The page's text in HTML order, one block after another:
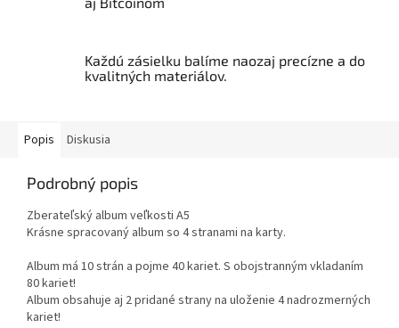
Každú zásielku balíme naozaj precízne a do
kvalitných materiálov.
Popis Diskusia
Podrobný popis
Zberateľský album veľkosti A5
Krásne spracovaný album so 4 stranami na karty.
Album má 10 strán a pojme 40 kariet. S obojstranným vkladaním
80 kariet!
Album obsahuje aj 2 pridané strany na uloženie 4 nadrozmerných
kariet!